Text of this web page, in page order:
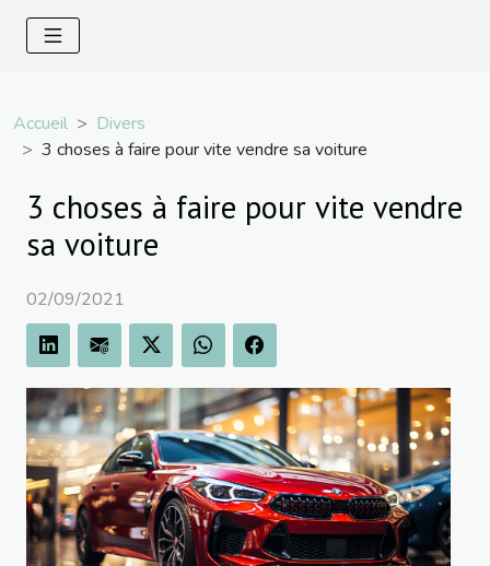
Accueil
Divers
3 choses à faire pour vite vendre sa voiture
3 choses à faire pour vite vendre
sa voiture
02/09/2021